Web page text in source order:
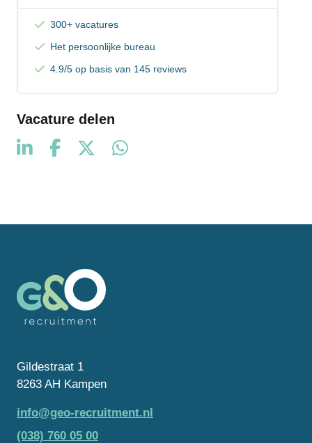
300+ vacatures
Het persoonlijke bureau
4.9/5 op basis van 145 reviews
Vacature delen
Gildestraat 1
8263 AH Kampen
info@geo-recruitment.nl
(038) 760 05 00